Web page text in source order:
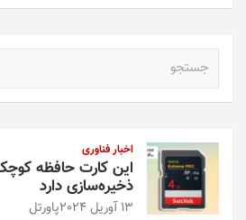
اخبار فناوری
ذخیره‌سازی دارد
13 آوریل 2024 پاورتل